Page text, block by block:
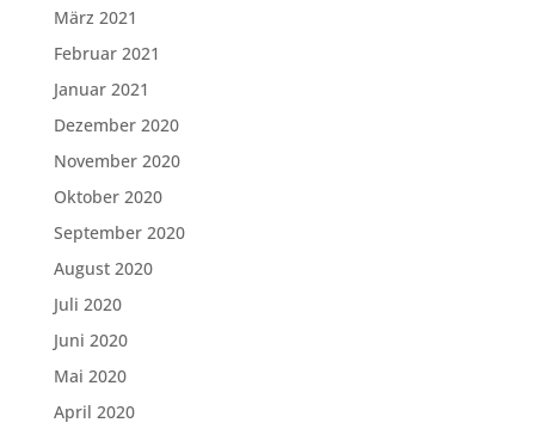
März 2021
Februar 2021
Januar 2021
Dezember 2020
November 2020
Oktober 2020
September 2020
August 2020
Juli 2020
Juni 2020
Mai 2020
April 2020